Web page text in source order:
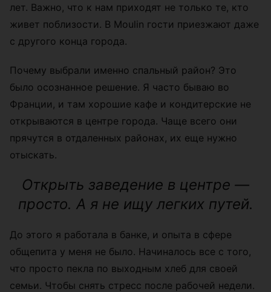
лет. Важно, что к нам приходят не только те, кто
живет поблизости. В Moulin гости приезжают даже
с другого конца города.
Почему выбрали именно спальный район? Это
было осознанное решение. Я часто бываю во
Франции, и там хорошие кафе и кондитерские не
открываются в центре города. Чаще всего они
прячутся в отдаленных районах, их еще нужно
отыскать.
Открыть заведение в центре —
просто. А я не ищу легких путей.
До этого я работала в банке, и опыта в сфере
общепита у меня не было. Начиналось все с того,
что просто пекла по выходным хлеб для своей
семьи. Чтобы снять стресс после рабочей недели.